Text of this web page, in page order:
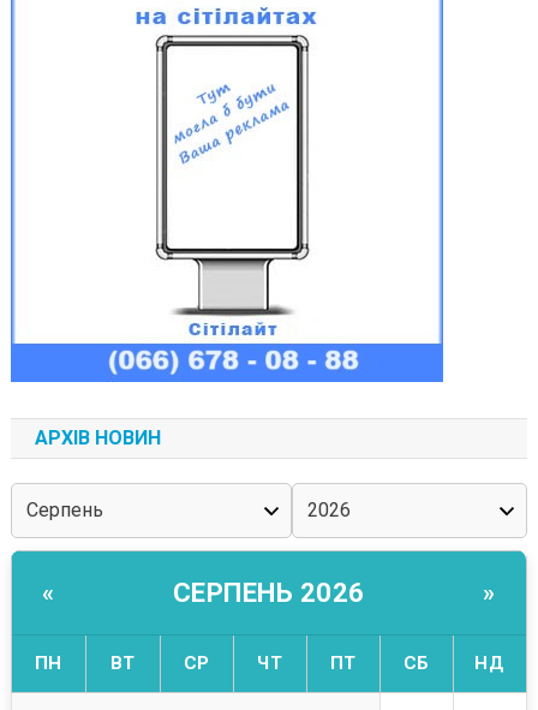
АРХІВ НОВИН
« СЕРПЕНЬ 2026 »
ПН ВТ СР ЧТ ПТ СБ НД